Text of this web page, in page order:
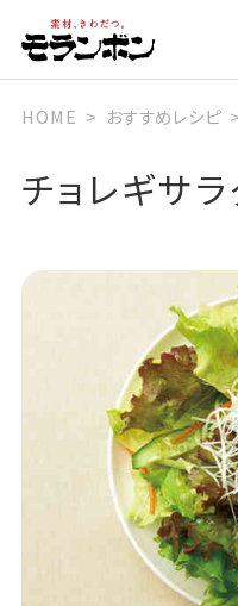
HOME おすすめレシピ
チョレギサ